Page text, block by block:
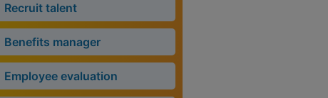
Recruit talent
Benefits manager
Employee evaluation